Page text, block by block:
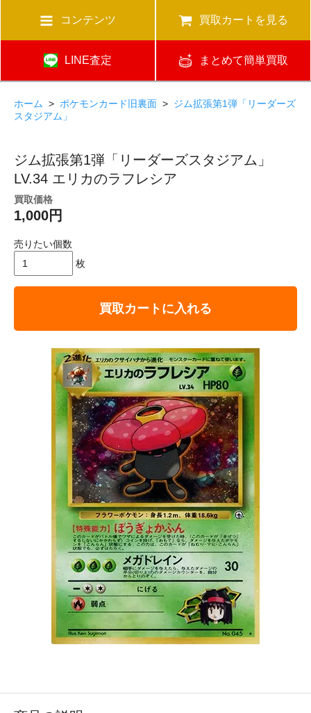
コンテンツ 買取カートを見る
LINE査定 まとめて簡単買取
ホーム > ポケモンカード旧裏面 > ジム拡張第1弾「リーダーズ
スタジアム」
ジム拡張第1弾「リーダーズスタジアム」
LV.34 エリカのラフレシア
買取価格
1,000円
売りたい個数
枚
買取カートに入れる